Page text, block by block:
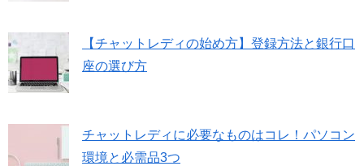
【チャットレディの始め方】登録方法と銀行口
座の選び方
チャットレディに必要なものはコレ！パソコン
環境と必需品3つ